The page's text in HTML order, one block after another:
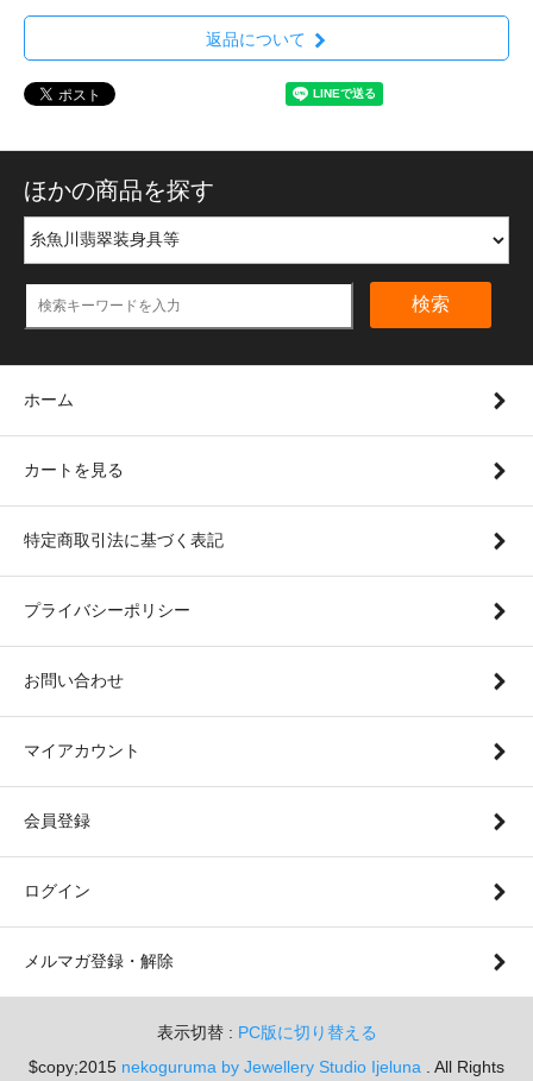
返品について
ほかの商品を探す
検索
ホーム
カートを見る
特定商取引法に基づく表記
プライバシーポリシー
お問い合わせ
マイアカウント
会員登録
ログイン
メルマガ登録・解除
表示切替 : PC版に切り替える
$copy;2015 nekoguruma by Jewellery Studio Ijeluna . All Rights